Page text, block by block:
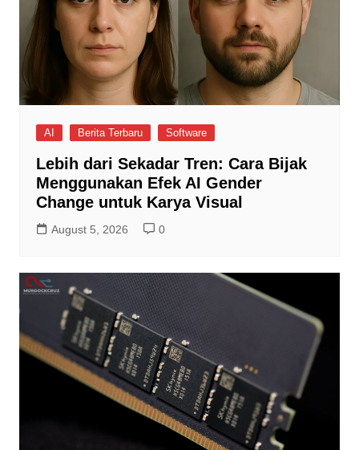
AI Berita Terbaru Software
Lebih dari Sekadar Tren: Cara Bijak
Menggunakan Efek AI Gender
Change untuk Karya Visual
August 5, 2026 0